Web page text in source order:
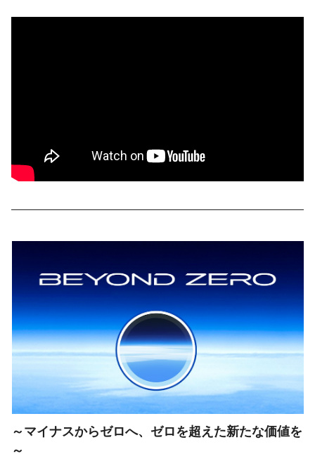
～マイナスからゼロへ、ゼロを超えた新たな価値を
～